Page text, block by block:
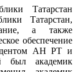
Татарстан
Татарстан,
а также
обеспечение
АН РТ и
был академик